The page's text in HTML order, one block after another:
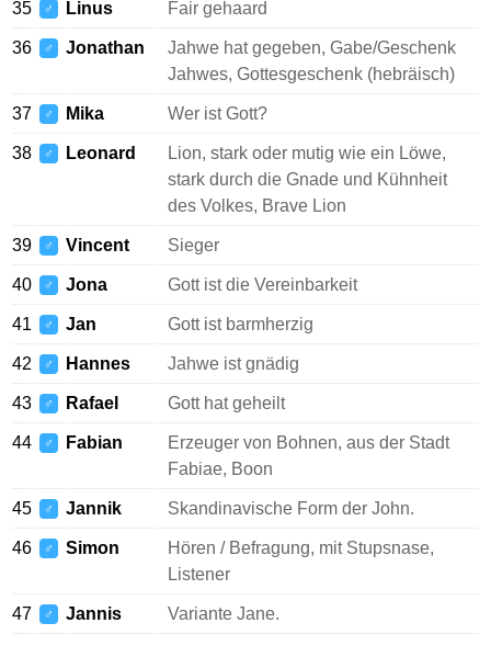
35 ♂ Linus Fair gehaard
36 ♂ Jonathan
Jahwe hat gegeben, Gabe/Geschenk
Jahwes, Gottesgeschenk (hebräisch)
37 ♂ Mika Wer ist Gott?
38 ♂ Leonard
Lion, stark oder mutig wie ein Löwe,
stark durch die Gnade und Kühnheit
des Volkes, Brave Lion
39 ♂ Vincent Sieger
40 ♂ Jona Gott ist die Vereinbarkeit
41 ♂ Jan Gott ist barmherzig
42 ♂ Hannes Jahwe ist gnädig
43 ♂ Rafael Gott hat geheilt
44 ♂ Fabian
Erzeuger von Bohnen, aus der Stadt
Fabiae, Boon
45 ♂ Jannik Skandinavische Form der John.
46 ♂ Simon
Hören / Befragung, mit Stupsnase,
Listener
47 ♂ Jannis Variante Jane.